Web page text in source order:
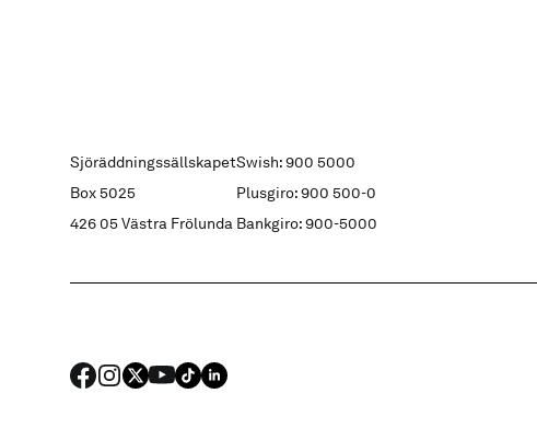
Sjöräddningssällskapet
Box 5025
426 05 Västra Frölunda
Swish: 900 5000
Plusgiro: 900 500-0
Bankgiro: 900-5000
FACEBOOK
Instagram
X YouTube
TIKTOKLINKED IN